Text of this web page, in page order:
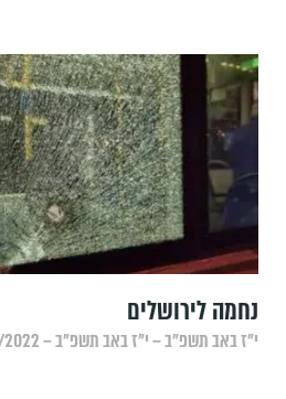
נחמה לירושלים
י״ז באב תשפ״ב – י״ז באב תשפ״ב – 14/08/2022